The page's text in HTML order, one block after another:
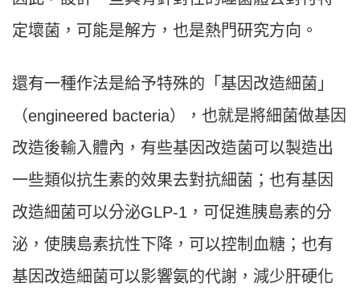
定壞菌，可能是解方，也是熱門研究方向。
還有一種作法是給予特殊的「基因改造細菌」
（engineered bacteria），也就是將細菌做基因
改造後輸入體內，有些基因改造菌可以製造出
一些類似抗生素的效果去對抗細菌；也有基因
改造細菌可以分泌GLP-1，可促進胰島素的分
泌，使胰島素抗性下降，可以控制血糖；也有
基因改造細菌可以影響氨的代謝，減少肝硬化